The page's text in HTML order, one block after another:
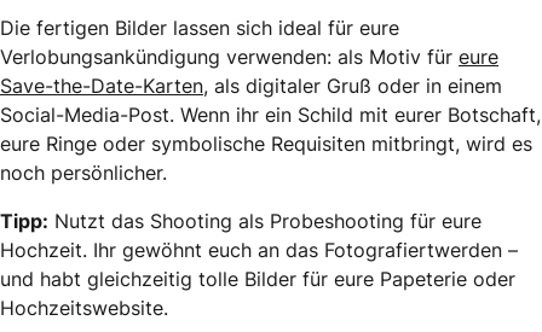
Die fertigen Bilder lassen sich ideal für eure
Verlobungsankündigung verwenden: als Motiv für eure
Save-the-Date-Karten, als digitaler Gruß oder in einem
Social-Media-Post. Wenn ihr ein Schild mit eurer Botschaft,
eure Ringe oder symbolische Requisiten mitbringt, wird es
noch persönlicher.
Tipp: Nutzt das Shooting als Probeshooting für eure
Hochzeit. Ihr gewöhnt euch an das Fotografiertwerden –
und habt gleichzeitig tolle Bilder für eure Papeterie oder
Hochzeitswebsite.